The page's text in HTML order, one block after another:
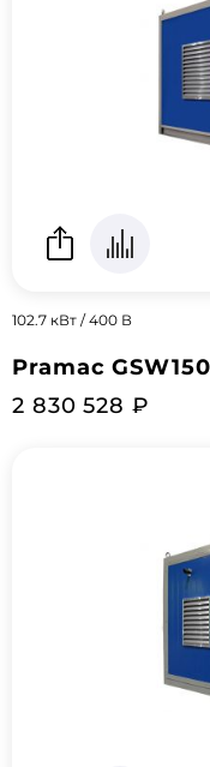
102.7 кВт / 400 В
Pramac
2 830 528 ₽